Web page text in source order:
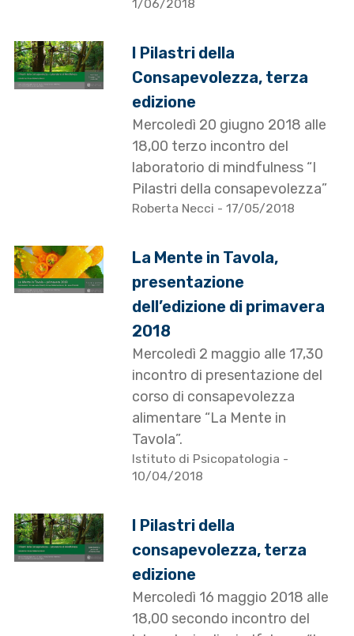
1/06/2018
I Pilastri della
Consapevolezza, terza
edizione
Mercoledì 20 giugno 2018 alle
18,00 terzo incontro del
laboratorio di mindfulness “I
Pilastri della consapevolezza”
Roberta Necci - 17/05/2018
La Mente in Tavola,
presentazione
dell’edizione di primavera
2018
Mercoledì 2 maggio alle 17,30
incontro di presentazione del
corso di consapevolezza
alimentare “La Mente in
Tavola”.
Istituto di Psicopatologia -
10/04/2018
I Pilastri della
consapevolezza, terza
edizione
Mercoledì 16 maggio 2018 alle
18,00 secondo incontro del